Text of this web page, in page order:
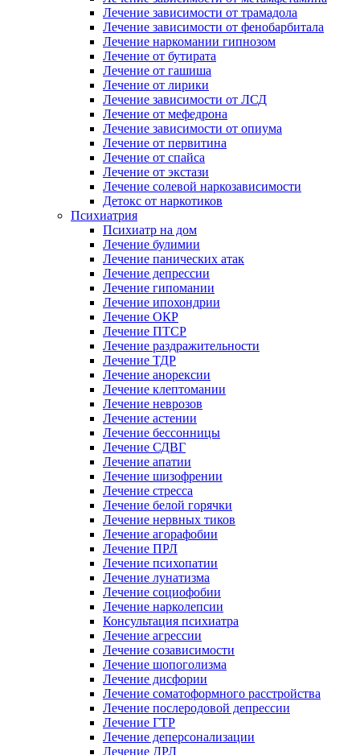
Лечение зависимости от трамадола
Лечение зависимости от фенобарбитала
Лечение наркомании гипнозом
Лечение от бутирата
Лечение от гашиша
Лечение от лирики
Лечение зависимости от ЛСД
Лечение от мефедрона
Лечение зависимости от опиума
Лечение от первитина
Лечение от спайса
Лечение от экстази
Лечение солевой наркозависимости
Детокс от наркотиков
Психиатрия
Психиатр на дом
Лечение булимии
Лечение панических атак
Лечение депрессии
Лечение гипомании
Лечение ипохондрии
Лечение ОКР
Лечение ПТСР
Лечение раздражительности
Лечение ТДР
Лечение анорексии
Лечение клептомании
Лечение неврозов
Лечение астении
Лечение бессонницы
Лечение СДВГ
Лечение апатии
Лечение шизофрении
Лечение стресса
Лечение белой горячки
Лечение нервных тиков
Лечение агорафобии
Лечение ПРЛ
Лечение психопатии
Лечение лунатизма
Лечение социофобии
Лечение нарколепсии
Консультация психиатра
Лечение агрессии
Лечение созависимости
Лечение шопоголизма
Лечение дисфории
Лечение соматоформного расстройства
Лечение послеродовой депрессии
Лечение ГТР
Лечение деперсонализации
Лечение ДРЛ